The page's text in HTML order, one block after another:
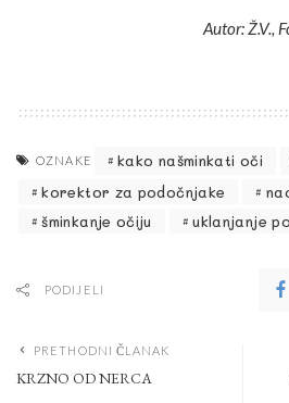
Autor: Ž.V.,
OZNAKE kako našminkati oči
korektor za podočnjake
šminkanje očiju
uklanjanje
PODIJELI
PRETHODNI ČLANAK
KRZNO OD NERCA